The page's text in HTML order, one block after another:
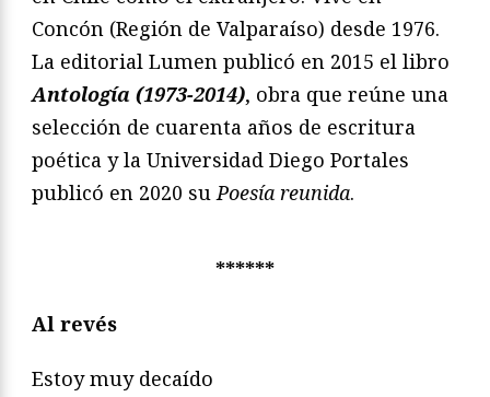
Concón (Región de Valparaíso) desde 1976.
La editorial Lumen publicó en 2015 el libro
Antología (1973-2014), obra que reúne una
selección de cuarenta años de escritura
poética y la Universidad Diego Portales
publicó en 2020 suPoesía reunida.
******
Al revés
Estoy muy decaído